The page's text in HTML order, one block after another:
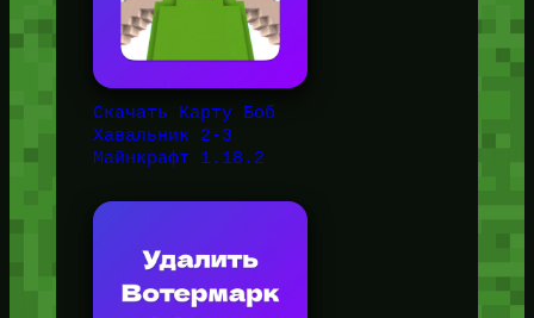
Скачать Карту Боб
Хавальник 2-3
Майнкрафт 1.18.2